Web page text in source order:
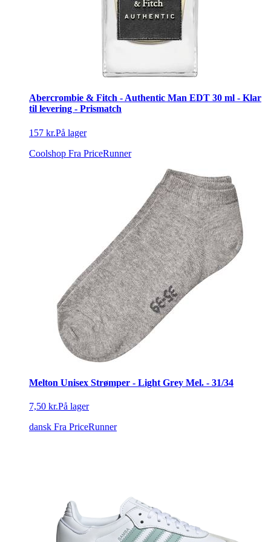
Abercrombie & Fitch - Authentic Man EDT 30 ml - Klar
til levering - Prismatch
157 kr.På lager
Coolshop Fra PriceRunner
Melton Unisex Strømper - Light Grey Mel. - 31/34
7,50 kr.På lager
dansk Fra PriceRunner